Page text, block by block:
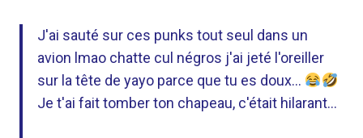
J'ai sauté sur ces punks tout seul dans un
avion lmao chatte cul négros j'ai jeté l'oreiller
sur la tête de yayo parce que tu es doux…
Je t'ai fait tomber ton chapeau, c'était hilarant…